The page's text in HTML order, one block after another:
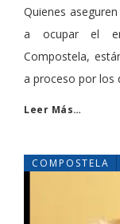
Quienes
a ocupar el
Compostela,
a proceso por los
Leer Más…
COMPOSTELA